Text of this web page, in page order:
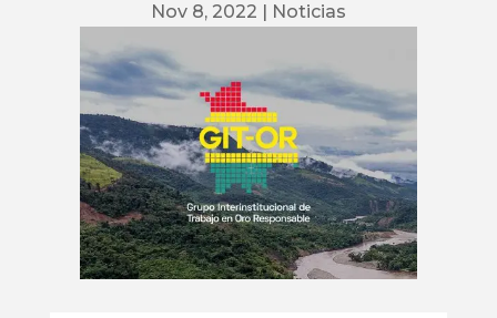
Nov 8, 2022 | Noticias